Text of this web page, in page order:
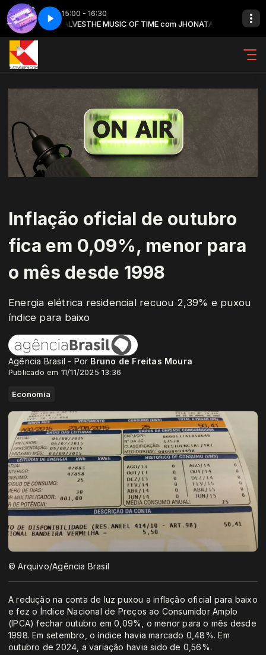
15:00 - 16:30
GONÇALVESTHE MUSIC OF TIME com JHONATAS GONÇALVES
The music of time - Parte 5
Inflação oficial de outubro
fica em 0,09%, menor para
o mês desde 1998
Energia elétrica residencial recuou 2,39% e puxou
índice para baixo
Agência Brasil - Por Bruno de Freitas Moura
Publicado em 11/11/2025 13:36
Economia
© Arquivo/Agência Brasil
A redução na conta de luz puxou a inflação oficial para baixo
e fez o Índice Nacional de Preços ao Consumidor Amplo
(IPCA) fechar outubro em 0,09%, o menor para o mês desde
1998. Em setembro, o índice havia marcado 0,48%. Em
outubro de 2024, a variação havia sido de 0,56%.